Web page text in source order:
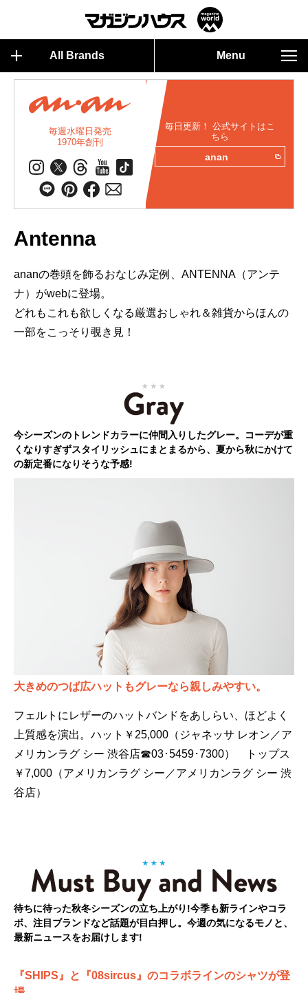
All Brands Menu
毎週水曜日発売
1970年創刊
毎日更新！ 公式サイトはこ
ちら
anan
Antenna
ananの巻頭を飾るおなじみ定例、ANTENNA（アンテ
ナ）がwebに登場。
どれもこれも欲しくなる厳選おしゃれ＆雑貨からほんの
一部をこっそり覗き見！
今シーズンのトレンドカラーに仲間入りしたグレー。コーデが重
くなりすぎずスタイリッシュにまとまるから、夏から秋にかけて
の新定番になりそうな予感!
大きめのつば広ハットもグレーなら親しみやすい。
フェルトにレザーのハットバンドをあしらい、ほどよく
上質感を演出。ハット￥25,000（ジャネッサ レオン／ア
メリカンラグ シー 渋谷店☎03･5459･7300） トップス
￥7,000（アメリカンラグ シー／アメリカンラグ シー 渋
谷店）
待ちに待った秋冬シーズンの立ち上がり!今季も新ラインやコラ
ボ、注目ブランドなど話題が目白押し。今週の気になるモノと、
最新ニュースをお届けします!
『SHIPS』と『08sircus』のコラボラインのシャツが登